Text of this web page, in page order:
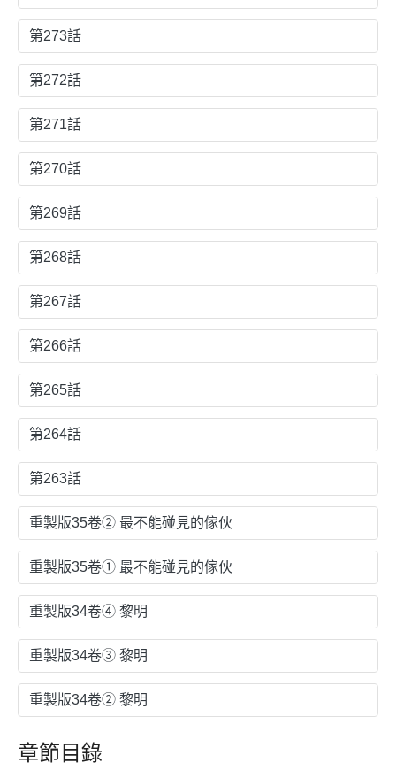
第273話
第272話
第271話
第270話
第269話
第268話
第267話
第266話
第265話
第264話
第263話
重製版35卷② 最不能碰見的傢伙
重製版35卷① 最不能碰見的傢伙
重製版34卷④ 黎明
重製版34卷③ 黎明
重製版34卷② 黎明
章節目錄